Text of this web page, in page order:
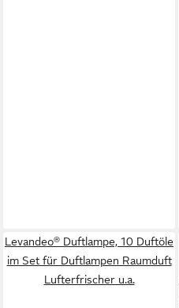
Levandeo® Duftlampe, 10 Duftöle
im Set für Duftlampen Raumduft
Lufterfrischer u.a.